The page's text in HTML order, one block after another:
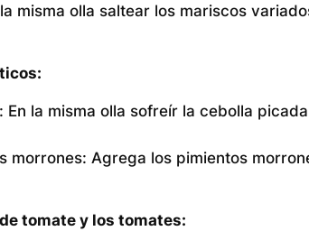
misma olla saltear los mariscos
En la misma olla sofreír la cebolla
morrones: Agrega los pimientos
tomate y los tomates: